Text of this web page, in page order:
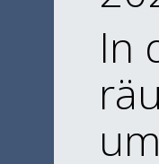
In